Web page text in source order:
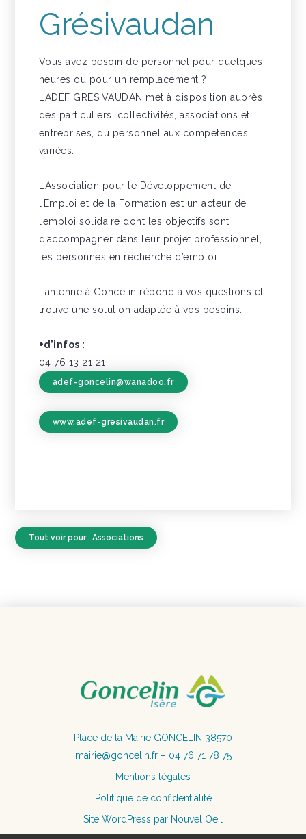
Grésivaudan
Vous avez besoin de personnel pour quelques
heures ou pour un remplacement ?
L’ADEF GRESIVAUDAN met à disposition auprès
des particuliers, collectivités, associations et
entreprises, du personnel aux compétences
variées.
L’Association pour le Développement de
l’Emploi et de la Formation est un acteur de
l’emploi solidaire dont les objectifs sont
d’accompagner dans leur projet professionnel,
les personnes en recherche d’emploi.
L’antenne à Goncelin répond à vos questions et
trouve une solution adaptée à vos besoins.
+d’infos :
04 76 13 21 21
adef-goncelin@wanadoo.fr
www.adef-gresivaudan.fr
Tout voir pour : Associations
Place de la Mairie GONCELIN 38570
mairie@goncelin.fr – 04 76 71 78 75
Mentions légales
Politique de confidentialité
Site WordPress par Nouvel Oeil